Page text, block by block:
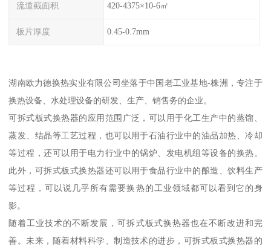
流道截面积 420-4375×10-6㎡
板片厚度 0.45-0.7mm
湖南欧力德换热实业有限公司坐落于中国老工业基地-株洲，专注于
换热设备、水处理设备的研发、生产、销售务的企业。
可拆式板式换热器的应用范围广泛，可以用于化工生产中的蒸馏、
蒸发、结晶等工艺过程，也可以用于石油行业中的油品加热、冷却
等过程，还可以用于电力行业中的锅炉、发电机组等设备的换热。
此外，可拆式板式换热器还可以用于食品行业中的酿造、饮料生产
等过程，可以说几乎所有需要换热的工业领域都可以看到它的身
影。
随着工业技术的不断发展，可拆式板式换热器也在不断改进和完
善。未来，随着材料科学、制造技术的进步，可拆式板式换热器的